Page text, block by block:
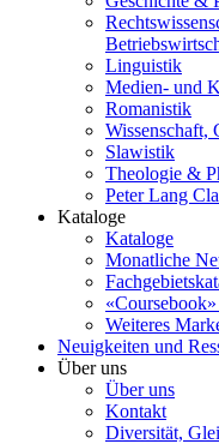
Linguistik
Medien- und
Romanistik
Wissenschaft,
Slawistik
Theologie &
Peter Lang
Kataloge
Kataloge
Monatliche
Weiteres
Neuigkeiten und
Über uns
Über uns
Kontakt
Diversität,